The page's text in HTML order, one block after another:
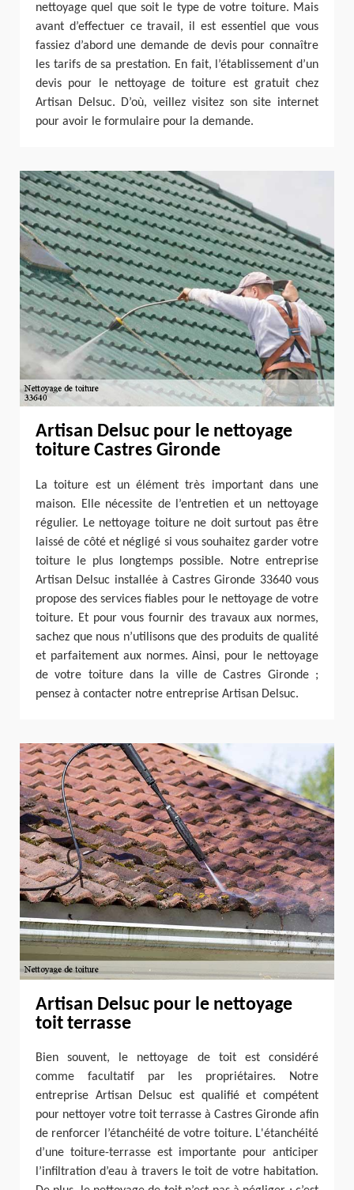
nettoyage quel que soit le type de votre toiture. Mais
avant d’effectuer ce travail, il est essentiel que vous
fassiez d’abord une demande de devis pour connaître
les tarifs de sa prestation. En fait, l’établissement d’un
devis pour le nettoyage de toiture est gratuit chez
Artisan Delsuc. D’où, veillez visitez son site internet
pour avoir le formulaire pour la demande.
Artisan Delsuc pour le nettoyage
toiture Castres Gironde
La toiture est un élément très important dans une
maison. Elle nécessite de l’entretien et un nettoyage
régulier. Le nettoyage toiture ne doit surtout pas être
laissé de côté et négligé si vous souhaitez garder votre
toiture le plus longtemps possible. Notre entreprise
Artisan Delsuc installée à Castres Gironde 33640 vous
propose des services fiables pour le nettoyage de votre
toiture. Et pour vous fournir des travaux aux normes,
sachez que nous n’utilisons que des produits de qualité
et parfaitement aux normes. Ainsi, pour le nettoyage
de votre toiture dans la ville de Castres Gironde ;
pensez à contacter notre entreprise Artisan Delsuc.
Artisan Delsuc pour le nettoyage
toit terrasse
Bien souvent, le nettoyage de toit est considéré
comme facultatif par les propriétaires. Notre
entreprise Artisan Delsuc est qualifié et compétent
pour nettoyer votre toit terrasse à Castres Gironde afin
de renforcer l’étanchéité de votre toiture. L'étanchéité
d’une toiture-terrasse est importante pour anticiper
l’infiltration d’eau à travers le toit de votre habitation.